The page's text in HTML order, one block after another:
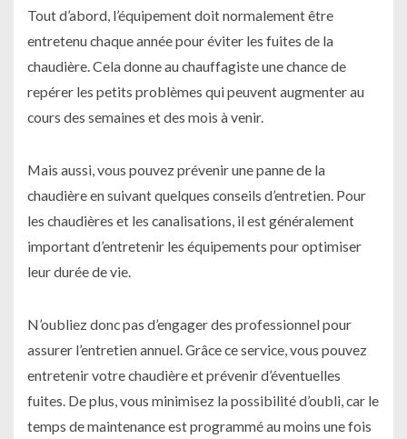
Tout d’abord, l’équipement doit normalement être
entretenu chaque année pour éviter les fuites de la
chaudière. Cela donne au chauffagiste une chance de
repérer les petits problèmes qui peuvent augmenter au
cours des semaines et des mois à venir.
Mais aussi, vous pouvez prévenir une panne de la
chaudière en suivant quelques conseils d’entretien. Pour
les chaudières et les canalisations, il est généralement
important d’entretenir les équipements pour optimiser
leur durée de vie.
N’oubliez donc pas d’engager des professionnel pour
assurer l’entretien annuel. Grâce ce service, vous pouvez
entretenir votre chaudière et prévenir d’éventuelles
fuites. De plus, vous minimisez la possibilité d’oubli, car le
temps de maintenance est programmé au moins une fois